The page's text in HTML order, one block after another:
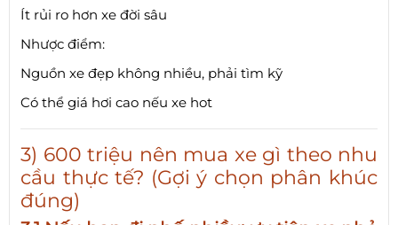
Ít rủi ro hơn xe đời sâu
Nhược điểm:
Nguồn xe đẹp không nhiều, phải tìm kỹ
Có thể giá hơi cao nếu xe hot
3) 600 triệu nên mua xe gì theo nhu
cầu thực tế? (Gợi ý chọn phân khúc
đúng)